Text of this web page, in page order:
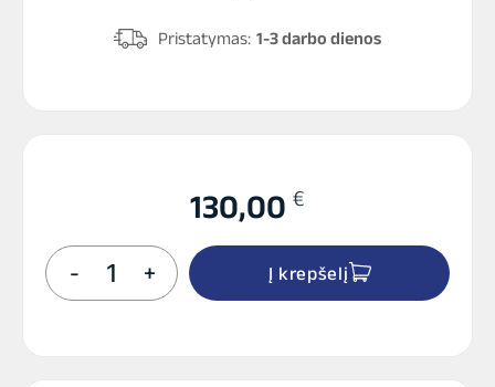
Pristatymas: 1-3 darbo dienos
130,00 €
-
produkto
kiekis:
BOSCH
+ Į krepšelį